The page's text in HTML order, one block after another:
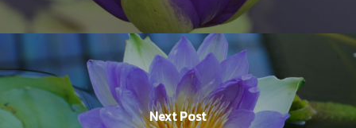
Next Post